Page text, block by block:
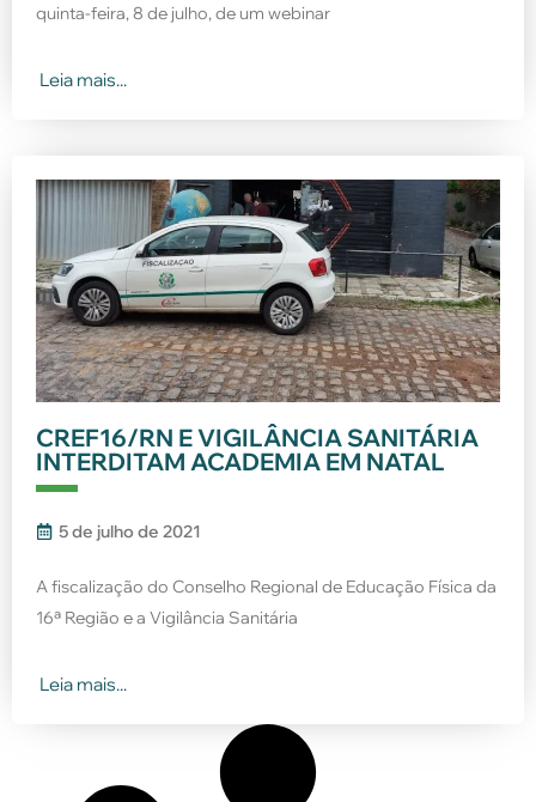
quinta-feira, 8 de julho, de um webinar
Leia mais...
CREF16/RN E VIGILÂNCIA SANITÁRIA
INTERDITAM ACADEMIA EM NATAL
5 de julho de 2021
A fiscalização do Conselho Regional de Educação Física da
16ª Região e a Vigilância Sanitária
Leia mais...